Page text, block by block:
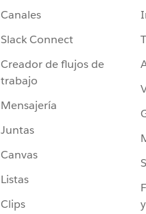
Canales
Slack Connect
Creador de flujos de
trabajo
Mensajería
Juntas
Canvas
Listas
Clips